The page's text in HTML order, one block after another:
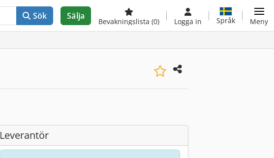
Sök Sälja
Bevakningslista (0) Logga in Språk Meny
Leverantör